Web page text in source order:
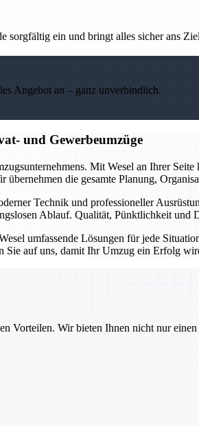
sorgfältig ein und bringt alles sicher ans
Angebot an – ganz unverbindlich.
und Gewerbeumzüge
Mit Wesel an Ihrer
die gesamte Planung,
Technik und professioneller
Ablauf. Qualität, Pünktlichkeit und
umfassende Lösungen für jede
auf uns, damit Ihr Umzug ein Erfolg
Vorteilen. Wir bieten Ihnen nicht nur